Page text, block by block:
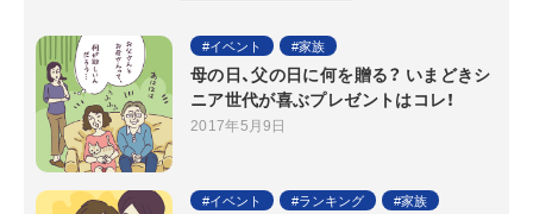
イベント 家族
母の日、父の日に何を贈る？ いまどきシ
ニア世代が喜ぶプレゼントはコレ！
2017年5月9日
イベント ランキング 家族